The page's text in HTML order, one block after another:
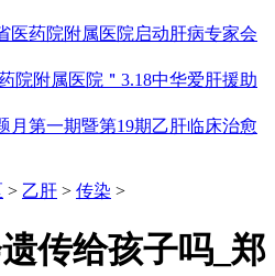
医药院附属医院启动肝病专家会
院附属医院＂3.18中华爱肝援助
月第一期暨第19期乙肝临床治愈
> 乙肝 > 传染 >
传给孩子吗_郑